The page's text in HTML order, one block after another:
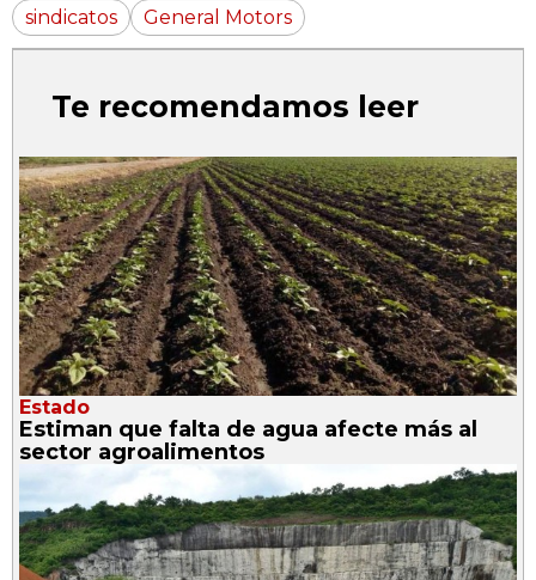
sindicatos General Motors
Te recomendamos leer
Estado
Estiman que falta de agua afecte más al
sector agroalimentos